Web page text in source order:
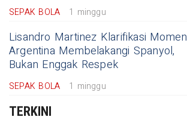
SEPAK BOLA 1 minggu
Lisandro Martinez Klarifikasi Momen
Argentina Membelakangi Spanyol,
Bukan Enggak Respek
SEPAK BOLA 1 minggu
TERKINI